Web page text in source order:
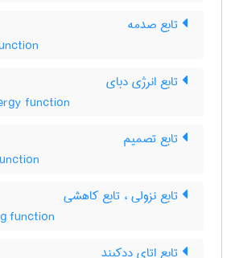
تابع صدمه
تابع انرژی دبای
function
تابع تصمیم
تابع نزولی ، تابع کاهشی
function
تابع اتای ددکیند